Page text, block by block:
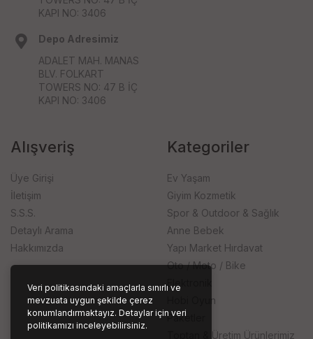
Veri politikasındaki amaçlarla sınırlı ve
mevzuata uygun şekilde çerez
konumlandırmaktayız. Detaylar için veri
politikamızı inceleyebilirsiniz.
KAPI NO: 3406
Depo Adresimiz
ADALET MAH. MANAS
BLV. FOLKART
TOWERS NO: 47 B İÇ
KAPI NO: 3406
Alışveriş
Üye Girişi
İletişim
S.S.S.
Detaylı Arama
Hakkımızda
Kategoriler
Ev Yaşam
Giyim Kozmetik
Spor & Outdoor & Sağlık
Anne Bebek
Yapı Market Hırdavat
Oto / Moto / Bike
Hobi Oyun
Paketler
Toptan & Üretim Ürünlerimiz